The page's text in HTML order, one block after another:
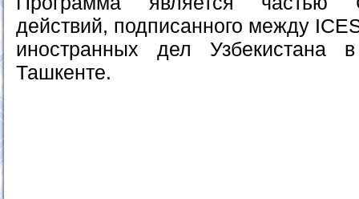
действий, подписанного между
иностранных дел
Ташкенте.